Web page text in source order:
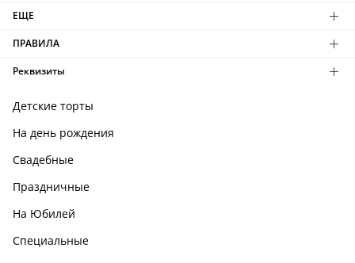
ЕЩЕ
ПРАВИЛА
Реквизиты
Детские торты
На день рождения
Свадебные
Праздничные
На Юбилей
Специальные